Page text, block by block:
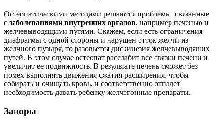
Остеопатическими методами решаются проблемы, связанные
с заболеваниями внутренних органов, например печенью и
желчевыводящими путями. Скажем, если есть ограничения
диафрагмы с одной стороны и нарушен отток желчи из
желчного пузыря, то разовьется дискинезия желчевыводящих
путей. В этом случае остеопат расслабит все связки печени и
увеличит ее подвижность. В результате печень сможет без
помех выполнять движения сжатия-расширения, чтобы
собирать и очищать кровь, и соответственно отпадет
необходимость давать ребенку желчегонные препараты.
Запоры